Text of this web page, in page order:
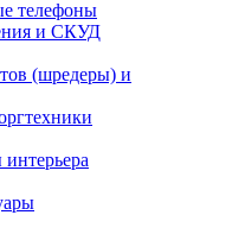
телефоны
и СКУД
(шредеры) и